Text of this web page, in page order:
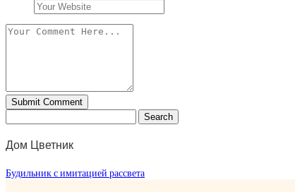
Дом Цветник
Будильник с имитацией рассвета